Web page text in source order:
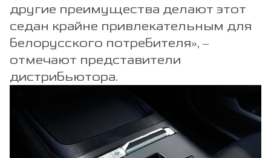
другие преимущества делают этот
седан крайне привлекательным для
белорусского потребителя», –
отмечают представители
дистрибьютора.